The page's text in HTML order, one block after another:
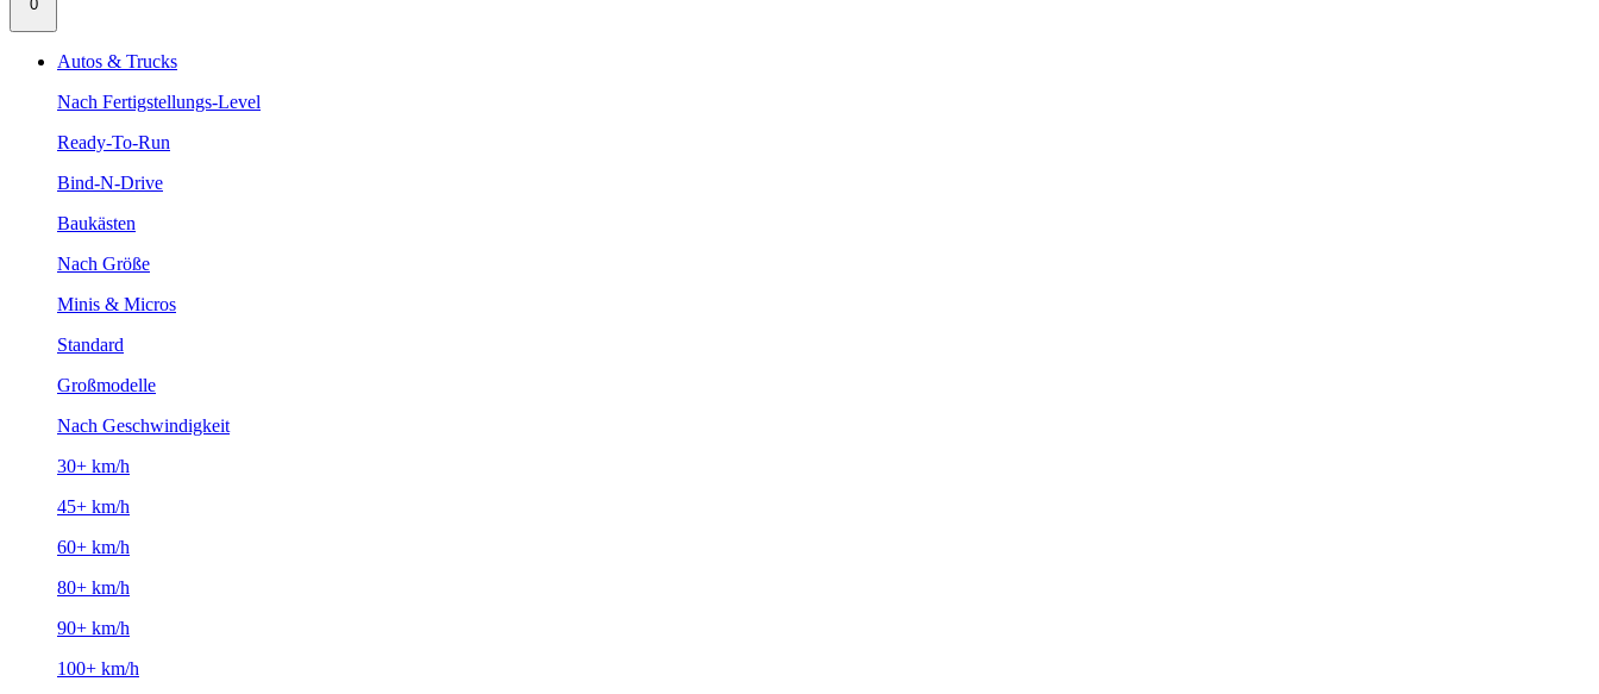
0
Autos & Trucks
Nach Fertigstellungs-Level
Ready-To-Run
Bind-N-Drive
Baukästen
Nach Größe
Minis & Micros
Standard
Großmodelle
Nach Geschwindigkeit
30+ km/h
45+ km/h
60+ km/h
80+ km/h
90+ km/h
100+ km/h